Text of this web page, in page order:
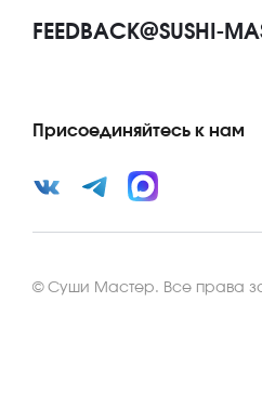
FEEDBACK@SUSHI-
Присоединяйтесь к нам
© Суши Мастер. Все права